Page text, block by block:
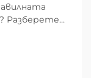
Разберете